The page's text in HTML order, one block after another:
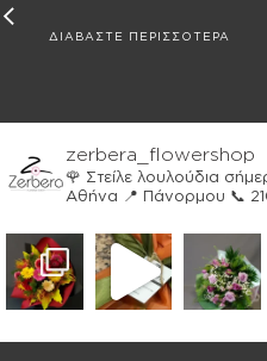
ΔΙΑΒΑΣΤΕ ΠΕΡΙΣΣΟΤΕΡΑ
zerbera_flowershop
🌹 Στείλε λουλούδια
Αθήνα 📍 Πάνορμου 📞